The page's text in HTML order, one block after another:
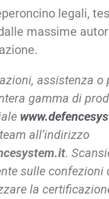
legali,
massime
assistenza o
gamma di
all’indirizzo
.
sulle confezioni
la